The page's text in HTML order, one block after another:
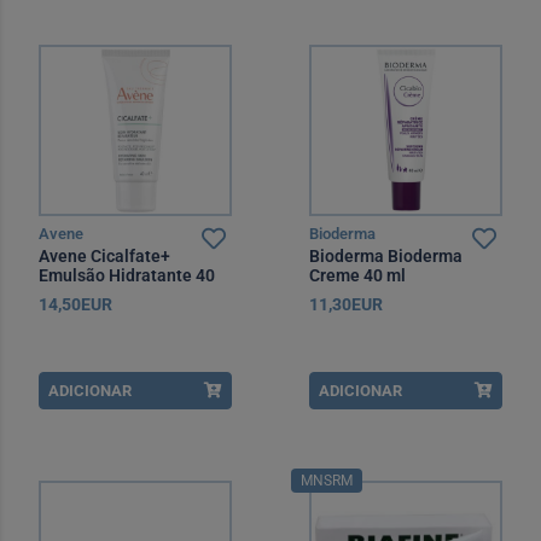
Avene
Avene Cicalfate+
Emulsão Hidratante 40
ml
14,50EUR
ADICIONAR
Bioderma
Bioderma Bioderma
Creme 40 ml
11,30EUR
ADICIONAR
MNSRM